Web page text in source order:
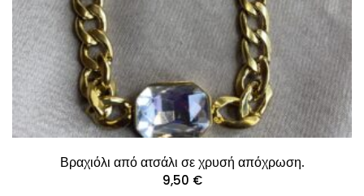
Βραχιόλι από ατσάλι σε χρυσή απόχρωση.
9,50 €